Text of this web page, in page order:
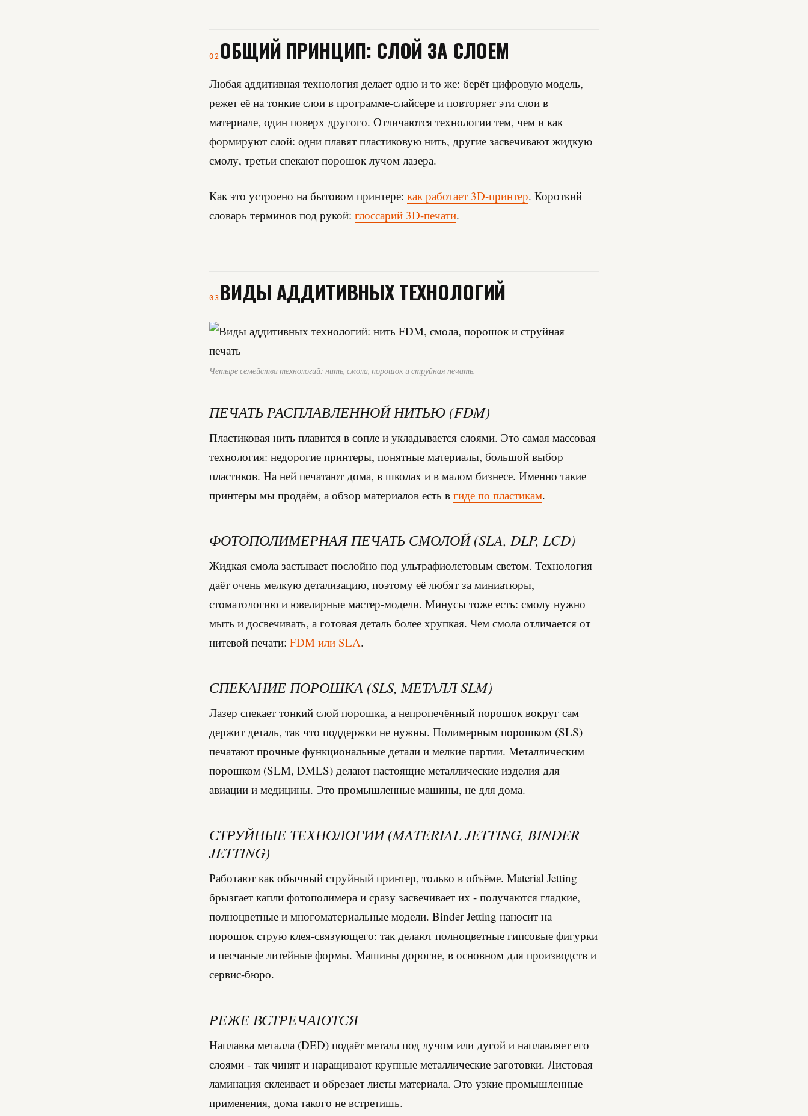
02 ОБЩИЙ ПРИНЦИП: СЛОЙ ЗА СЛОЕМ
Любая аддитивная технология делает одно и то же: берёт цифровую модель,
режет её на тонкие слои в программе-слайсере и повторяет эти слои в
материале, один поверх другого. Отличаются технологии тем, чем и как
формируют слой: одни плавят пластиковую нить, другие засвечивают жидкую
смолу, третьи спекают порошок лучом лазера.
Как это устроено на бытовом принтере: как работает 3D-принтер. Короткий
словарь терминов под рукой: глоссарий 3D-печати.
03 ВИДЫ АДДИТИВНЫХ ТЕХНОЛОГИЙ
Четыре семейства технологий: нить, смола, порошок и струйная печать.
ПЕЧАТЬ РАСПЛАВЛЕННОЙ НИТЬЮ (FDM)
Пластиковая нить плавится в сопле и укладывается слоями. Это самая массовая
технология: недорогие принтеры, понятные материалы, большой выбор
пластиков. На ней печатают дома, в школах и в малом бизнесе. Именно такие
принтеры мы продаём, а обзор материалов есть в гиде по пластикам.
ФОТОПОЛИМЕРНАЯ ПЕЧАТЬ СМОЛОЙ (SLA, DLP, LCD)
Жидкая смола застывает послойно под ультрафиолетовым светом. Технология
даёт очень мелкую детализацию, поэтому её любят за миниатюры,
стоматологию и ювелирные мастер-модели. Минусы тоже есть: смолу нужно
мыть и досвечивать, а готовая деталь более хрупкая. Чем смола отличается от
нитевой печати: FDM или SLA.
СПЕКАНИЕ ПОРОШКА (SLS, МЕТАЛЛ SLM)
Лазер спекает тонкий слой порошка, а непропечённый порошок вокруг сам
держит деталь, так что поддержки не нужны. Полимерным порошком (SLS)
печатают прочные функциональные детали и мелкие партии. Металлическим
порошком (SLM, DMLS) делают настоящие металлические изделия для
авиации и медицины. Это промышленные машины, не для дома.
СТРУЙНЫЕ ТЕХНОЛОГИИ (MATERIAL JETTING, BINDER
JETTING)
Работают как обычный струйный принтер, только в объёме. Material Jetting
брызгает капли фотополимера и сразу засвечивает их - получаются гладкие,
полноцветные и многоматериальные модели. Binder Jetting наносит на
порошок струю клея-связующего: так делают полноцветные гипсовые фигурки
и песчаные литейные формы. Машины дорогие, в основном для производств и
сервис-бюро.
РЕЖЕ ВСТРЕЧАЮТСЯ
Наплавка металла (DED) подаёт металл под лучом или дугой и наплавляет его
слоями - так чинят и наращивают крупные металлические заготовки. Листовая
ламинация склеивает и обрезает листы материала. Это узкие промышленные
применения, дома такого не встретишь.